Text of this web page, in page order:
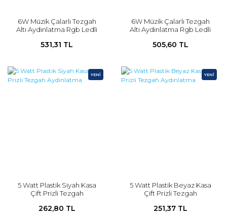
6W Müzik Çalarlı Tezgah
Altı Aydınlatma Rgb Ledli
Kumandalı Mutfak
531,31 TL
6W Müzik Çalarlı Tezgah
Altı Aydınlatma Rgb Ledli
Kumandalı Mutfak
505,60 TL
YENİ
5 Watt Plastik Siyah Kasa
Çift Prizli Tezgah
262,80 TL
YENİ
5 Watt Plastik Beyaz Kasa
Çift Prizli Tezgah
251,37 TL